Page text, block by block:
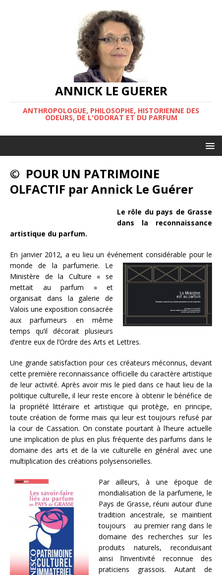
ANNICK LE GUERER
ANTHROPOLOGUE, PHILOSOPHE, HISTORIENNE DES
ODEURS, DE L'ODORAT ET DU PARFUM
© POUR UN PATRIMOINE
OLFACTIF par Annick Le Guérer
Le rôle du pays de Grasse
dans la reconnaissance
artistique du parfum.
En janvier 2012, a eu lieu un événement considérable pour le
monde de la parfumerie. Le
Ministère de la Culture « se
mettait au parfum » et
organisait dans la galerie de
Valois une exposition consacrée
aux parfumeurs en même
temps qu’il décorait plusieurs
d’entre eux de l’Ordre des Arts et Lettres.
Une grande satisfaction pour ces créateurs méconnus, devant
cette première reconnaissance officielle du caractère artistique
de leur activité. Après avoir mis le pied dans ce haut lieu de la
politique culturelle, il leur reste encore à obtenir le bénéfice de
la propriété littéraire et artistique qui protège, en principe,
toute création de forme mais qui leur est toujours refusé par
la cour de Cassation. On constate pourtant à l’heure actuelle
une implication de plus en plus fréquente des parfums dans le
domaine des arts et de la vie culturelle en général avec une
multiplication des créations polysensorielles.
Par ailleurs, à une époque de
mondialisation de la parfumerie, le
Pays de Grasse, réuni autour d’une
tradition ancestrale, se maintient
toujours au premier rang dans le
domaine des recherches sur les
produits naturels, reconduisant
ainsi l’inventivité reconnue des
praticiens grassois. Autant de